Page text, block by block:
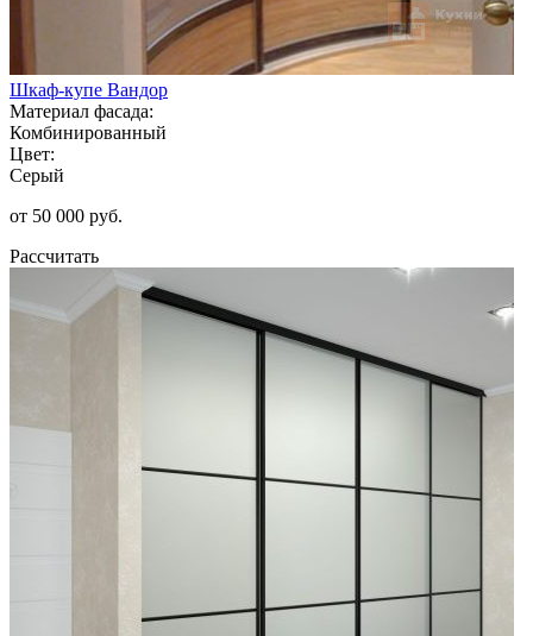
Шкаф-купе Вандор
Материал фасада:
Комбинированный
Цвет:
Серый
от 50 000 руб.
Рассчитать